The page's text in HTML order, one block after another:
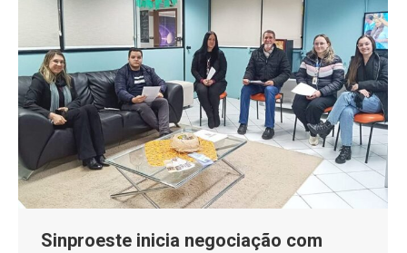
Sinproeste inicia negociação com